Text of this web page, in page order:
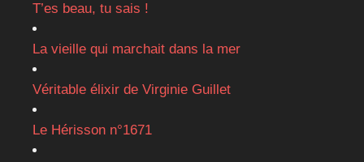
T’es beau, tu sais !
La vieille qui marchait dans la mer
Véritable élixir de Virginie Guillet
Le Hérisson n°1671